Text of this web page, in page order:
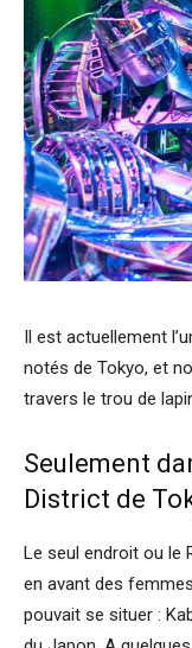
Il est actuellement
notés de Tokyo, et
travers le trou de
Seulement
District de
Le seul endroit ou le
en avant des
pouvait se situer :